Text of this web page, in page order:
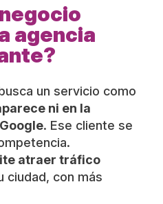
agencia
un servicio como
ni en la
. Ese cliente se
atraer tráfico
ciudad, con más